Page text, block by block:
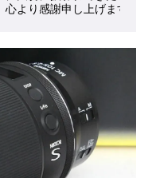
より感謝申し上げます。